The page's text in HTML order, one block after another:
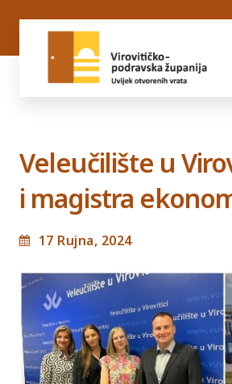
Veleučilište u
i magistra
17 Rujna, 2024